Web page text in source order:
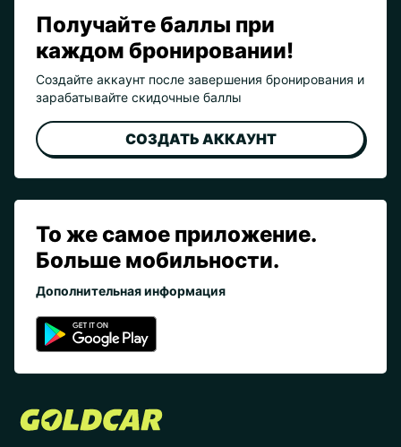
Получайте баллы при
каждом бронировании!
Создайте аккаунт после завершения бронирования и
зарабатывайте скидочные баллы
СОЗДАТЬ АККАУНТ
То же самое приложение.
Больше мобильности.
Дополнительная информация